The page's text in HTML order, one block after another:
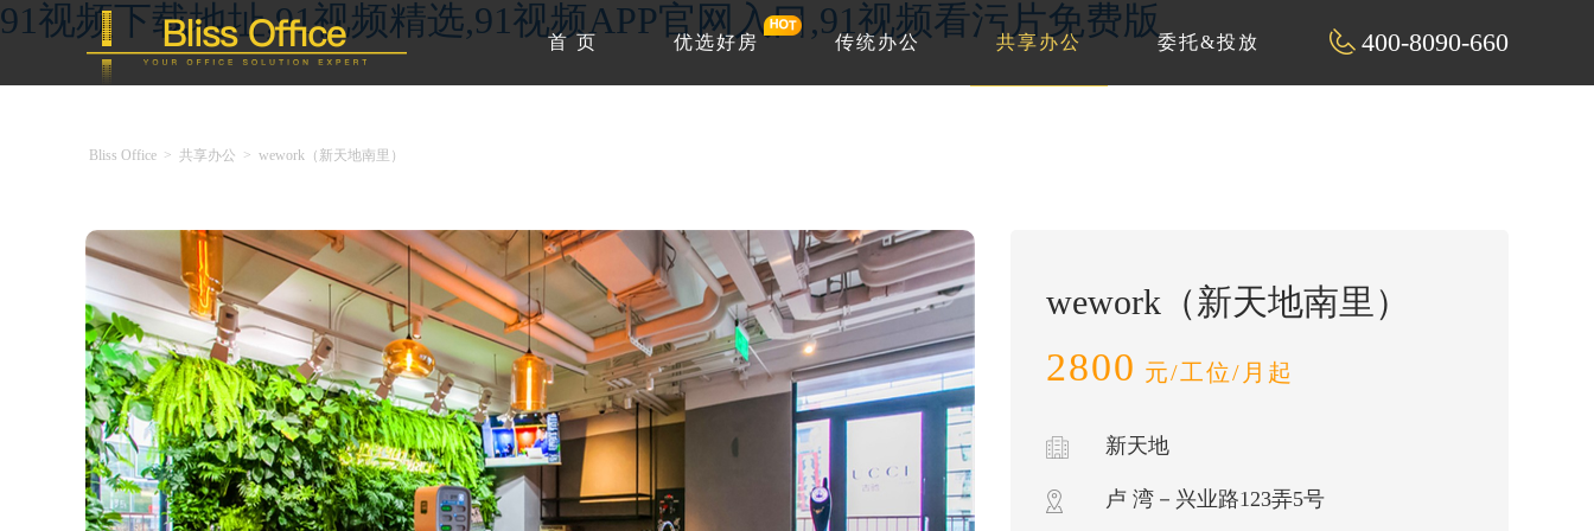
91视频下载地址,91视频精选,91视频APP官网入口,91视频看污片免费版
400-8090-660
首 页 优选好房 传统办公 共享办公 委托&投放
Bliss Office > 共享办公 > wework（新天地南里）
wework（新天地南里）
2800 元/工位/月起
新天地
卢 湾－兴业路123弄5号